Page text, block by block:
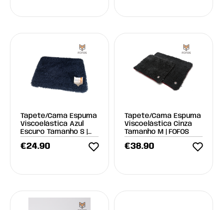
Tapete/Cama Espuma
Viscoelástica Azul
Escuro Tamanho S |
€24.90
Tapete/Cama Espuma
Viscoelástica Cinza
Tamanho M | FOFOS
€38.90